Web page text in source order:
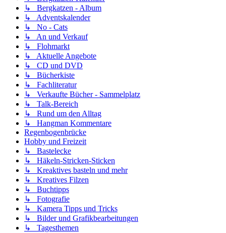
↳ Bergkatzen - Album
↳ Adventskalender
↳ No - Cats
↳ An und Verkauf
↳ Flohmarkt
↳ Aktuelle Angebote
↳ CD und DVD
↳ Bücherkiste
↳ Fachliteratur
↳ Verkaufte Bücher - Sammelplatz
↳ Talk-Bereich
↳ Rund um den Alltag
↳ Hangman Kommentare
Regenbogenbrücke
Hobby und Freizeit
↳ Bastelecke
↳ Häkeln-Stricken-Sticken
↳ Kreaktives basteln und mehr
↳ Kreatives Filzen
↳ Buchtipps
↳ Fotografie
↳ Kamera Tipps und Tricks
↳ Bilder und Grafikbearbeitungen
↳ Tagesthemen